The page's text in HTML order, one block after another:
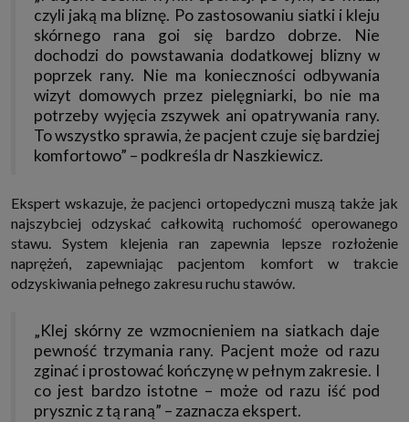
które przeglądarka wysyła do serwera przy każdorazowym wejściu na
stronę z tego urządzenia, podczas gdy odwiedzasz strony w Internecie.
Szczegółową informację na temat plików cookie i ich funkcjonowania
znajdzieszpod tym linkiem
. Pod tym linkiem znajdziesz także informację
o tym jak zmienić ustawienia przeglądarki, aby ograniczyć lub wyłączyć
funkcjonowanie plików cookies itp. oraz jak usunąć takie pliki z Twojego
urządzenia.
Twoje uprawnienia
Przysługują Ci następujące uprawnienia wobec Twoich danych i ich
przetwarzania przez nas, inne podmioty z Grupy SAGIER i Zaufanych
Partnerów:
chwili wycofać (cofnięcie zgody oczywiście nie uchyli zgodności z prawem
przetwarzania już dokonanego na jej podstawie);
2. Masz również prawo żądania dostępu do Twoich danych osobowych, ich
sprostowania, usunięcia lub ograniczenia przetwarzania, prawo do
przeniesienia danych, wyrażenia sprzeciwu wobec przetwarzania danych
oraz prawo do wniesienia skargi do organu nadzorczego, którym w Polsce
jest Prezes Urzędu Ochrony Danych Osobowych.Pod tym adresem
czyli jaką ma bliznę. Po zastosowaniu siatki i kleju
skórnego rana goi się bardzo dobrze. Nie
dochodzi do powstawania dodatkowej blizny w
poprzek rany. Nie ma konieczności odbywania
wizyt domowych przez pielęgniarki, bo nie ma
potrzeby wyjęcia zszywek ani opatrywania rany.
To wszystko sprawia, że pacjent czuje się bardziej
komfortowo” – podkreśla dr Naszkiewicz.
Ekspert wskazuje, że pacjenci ortopedyczni muszą także jak
najszybciej odzyskać całkowitą ruchomość operowanego
stawu. System klejenia ran zapewnia lepsze rozłożenie
naprężeń, zapewniając pacjentom komfort w trakcie
odzyskiwania pełnego zakresu ruchu stawów.
„Klej skórny ze wzmocnieniem na siatkach daje
pewność trzymania rany. Pacjent może od razu
zginać i prostować kończynę w pełnym zakresie. I
co jest bardzo istotne – może od razu iść pod
prysznic z tą raną” – zaznacza ekspert.